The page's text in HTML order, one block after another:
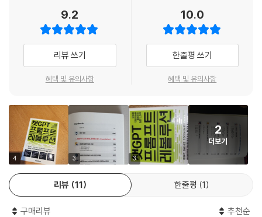
9.2
리뷰 쓰기
혜택 및 유의사항
10.0
한줄평 쓰기
혜택 및 유의사항
4 3 3
2
더보기
리뷰 11 한줄평 1
구매리뷰 추천순